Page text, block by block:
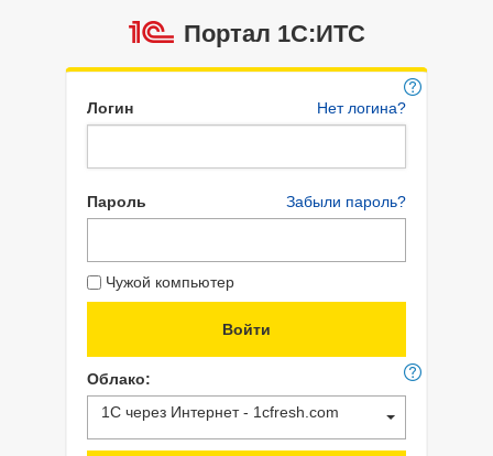
Портал 1C:ИТС
Логин Нет логина?
Пароль Забыли пароль?
Чужой компьютер
Облако:
1С через Интернет - 1cfresh.com